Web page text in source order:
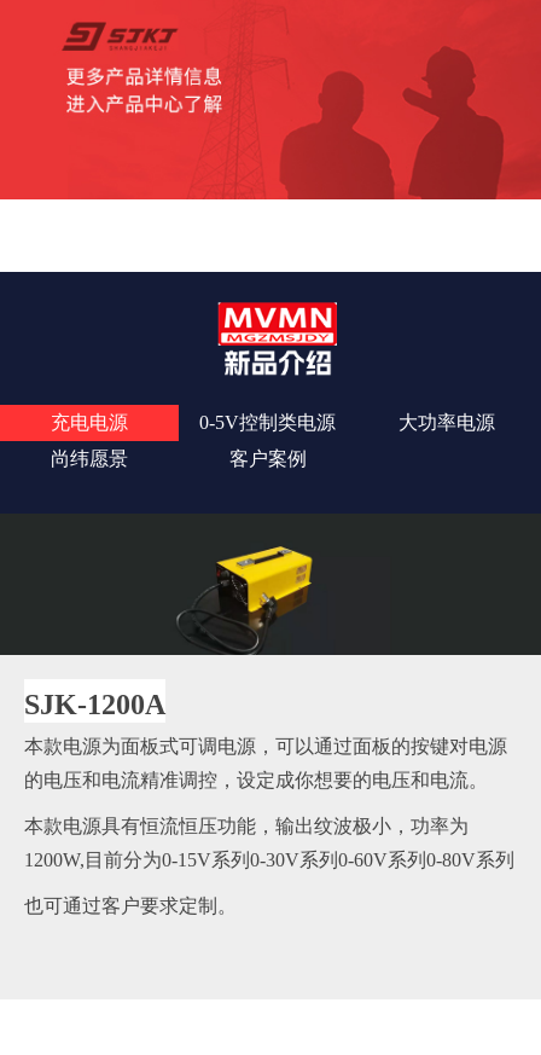
充电电源 0-5V控制类电源
大功率电源
尚纬愿景
客户案例
SJK-1200A
本款电源为面板式可调电源，可以通过面板的按键对电源
的电压和电流精准调控，设定成你想要的电压和电流。
本款电源具有恒流恒压功能，输出纹波极小，功率为
1200W,目前分为0-15V系列0-30V系列0-60V系列0-80V系列
也可通过客户要求定制。